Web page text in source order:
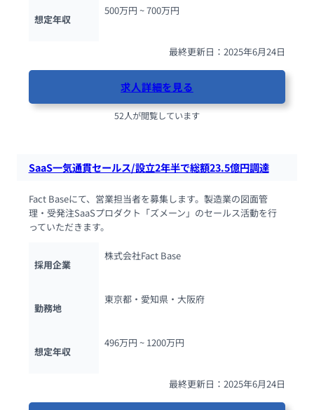
想定年収
500万円 ~ 700万円
最終更新日：2025年6月24日
求人詳細を見る
52人が閲覧しています
SaaS一気通貫セールス/設立2年半で総額23.5億円調達
Fact Baseにて、営業担当者を募集します。製造業の図面管
理・受発注SaaSプロダクト「ズメーン」のセールス活動を行
っていただきます。
採用企業
株式会社Fact Base
勤務地
東京都・愛知県・大阪府
想定年収
496万円 ~ 1200万円
最終更新日：2025年6月24日